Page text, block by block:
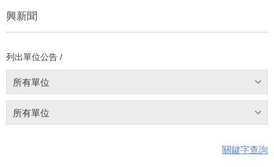
興新聞
列出單位公告 /
所有單位
所有單位
關鍵字查詢